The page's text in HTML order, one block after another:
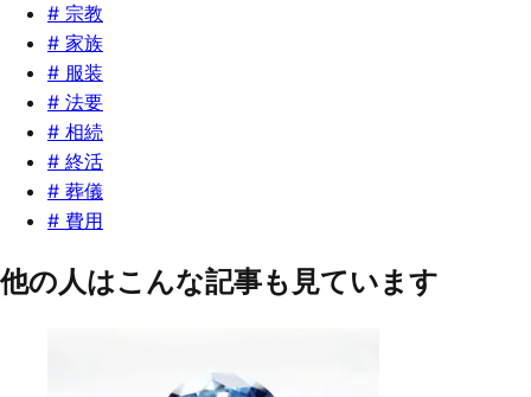
# 宗教
# 家族
# 服装
# 法要
# 相続
# 終活
# 葬儀
# 費用
他の人はこんな記事も見ています